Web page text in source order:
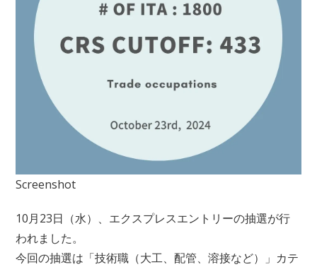
Screenshot
10月23日（水）、エクスプレスエントリーの抽選が行
われました。
今回の抽選は「技術職（大工、配管、溶接など）」カテ